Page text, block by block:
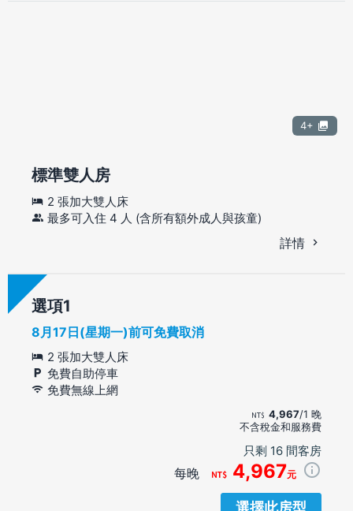
4+
標準雙人房
2 張加大雙人床
最多可入住 4 人 (含所有額外成人與孩童)
詳情
選項
8月17日(星期一)前可免費取消
2 張加大雙人床
免費自助停車
免費無線上網
4,967/1 晚
不含稅金和服務費
只剩 16 間客房
每晚 4,967元
選擇此房型